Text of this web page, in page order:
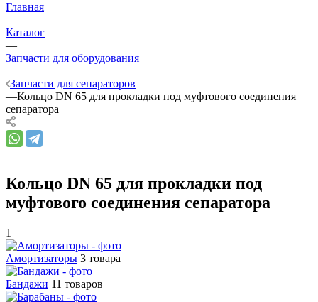
Главная
—
Каталог
—
Запчасти для оборудования
—
Запчасти для сепараторов
—Кольцо DN 65 для прокладки под муфтового соединения
сепаратора
Кольцо DN 65 для прокладки под
муфтового соединения сепаратора
1
Амортизаторы 3 товара
Бандажи 11 товаров